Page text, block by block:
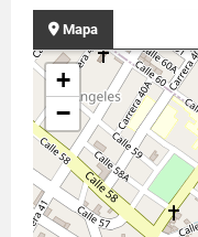
Mapa
+
−